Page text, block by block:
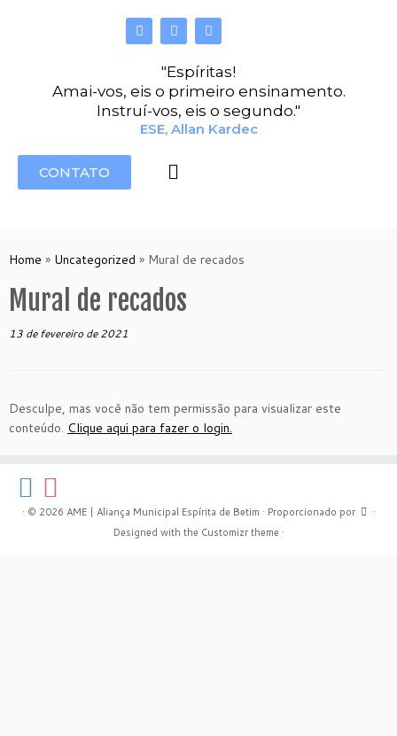
"Espíritas!
Amai-vos, eis o primeiro ensinamento.
Instruí-vos, eis o segundo."
ESE, Allan Kardec
CONTATO
Home » Uncategorized » Mural de recados
Mural de recados
13 de fevereiro de 2021
Desculpe, mas você não tem permissão para visualizar este
conteúdo. Clique aqui para fazer o login.
· © 2026 AME | Aliança Municipal Espírita de Betim · Proporcionado por
·
Designed with the Customizr theme ·